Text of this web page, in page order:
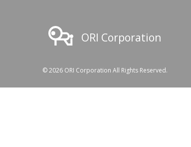
ORI Corporation
©2026 ORI Corporation All Rights Reserved.